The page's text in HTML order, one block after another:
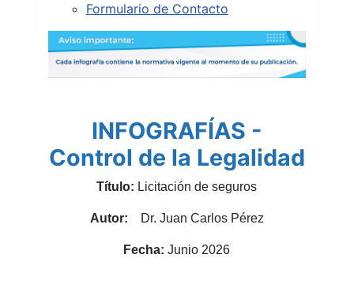
Formulario de Contacto
INFOGRAFÍAS -
Control de la Legalidad
Título: Licitación de seguros
Autor: Dr. Juan Carlos Pérez
Fecha: Junio 2026